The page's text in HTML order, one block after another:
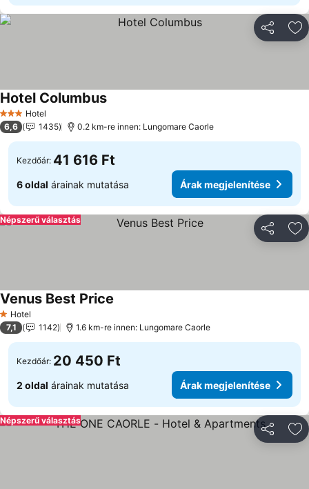
3 Kategória
Hotel
Hotel ColumbusÁrak megjelenítése
6,6 1435 0.2 km-re innen: Lungomare Caorle
Kezdőár: 41 616 Ft
6 oldal árainak mutatása Árak megjelenítése
Népszerű választás
1 Kategória
Hotel
Venus Best Price
7,1 1142 1.6 km-re innen: Lungomare Caorle
Kezdőár: 20 450 Ft
2 oldal árainak mutatása Árak megjelenítése
Népszerű választás